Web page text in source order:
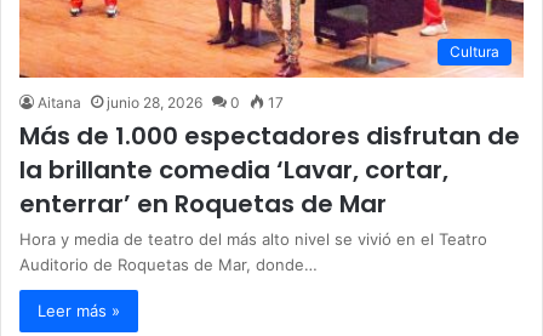
Cultura
Aitana junio 28, 2026 0 17
Más de 1.000 espectadores disfrutan de
la brillante comedia ‘Lavar, cortar,
enterrar’ en Roquetas de Mar
Hora y media de teatro del más alto nivel se vivió en el Teatro
Auditorio de Roquetas de Mar, donde…
Leer más »